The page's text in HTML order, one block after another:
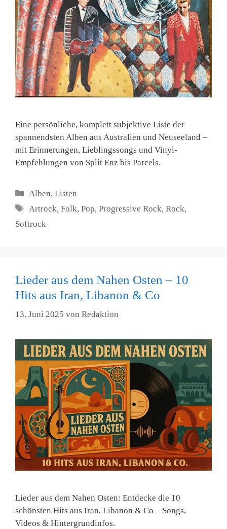
Eine persönliche, komplett subjektive Liste der
spannendsten Alben aus Australien und Neuseeland –
mit Erinnerungen, Lieblingssongs und Vinyl-
Empfehlungen von Split Enz bis Parcels.
Kategorien
Alben,Listen
Schlagwörter
Artrock,Folk,Pop,Progressive Rock,Rock,
Softrock
Lieder aus dem Nahen Osten – 10
Hits aus Iran, Libanon & Co
13. Juni 2025 von Redaktion
Lieder aus dem Nahen Osten: Entdecke die 10
schönsten Hits aus Iran, Libanon & Co – Songs,
Videos & Hintergrundinfos.